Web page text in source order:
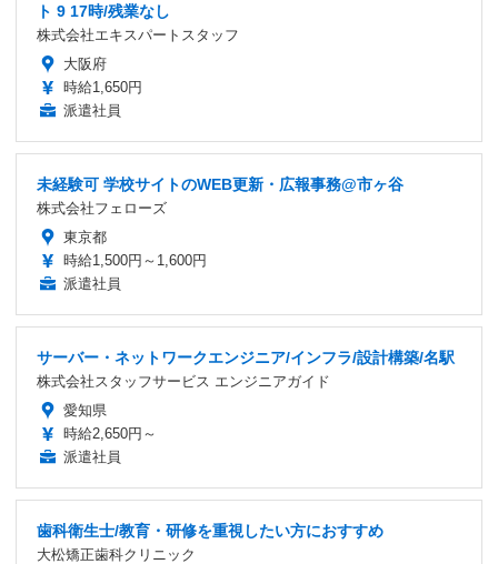
ト 9 17時/残業なし
株式会社エキスパートスタッフ
大阪府
時給1,650円
派遣社員
未経験可 学校サイトのWEB更新・広報事務@市ヶ谷
株式会社フェローズ
東京都
時給1,500円～1,600円
派遣社員
サーバー・ネットワークエンジニア/インフラ/設計構築/名駅
株式会社スタッフサービス エンジニアガイド
愛知県
時給2,650円～
派遣社員
歯科衛生士/教育・研修を重視したい方におすすめ
大松矯正歯科クリニック